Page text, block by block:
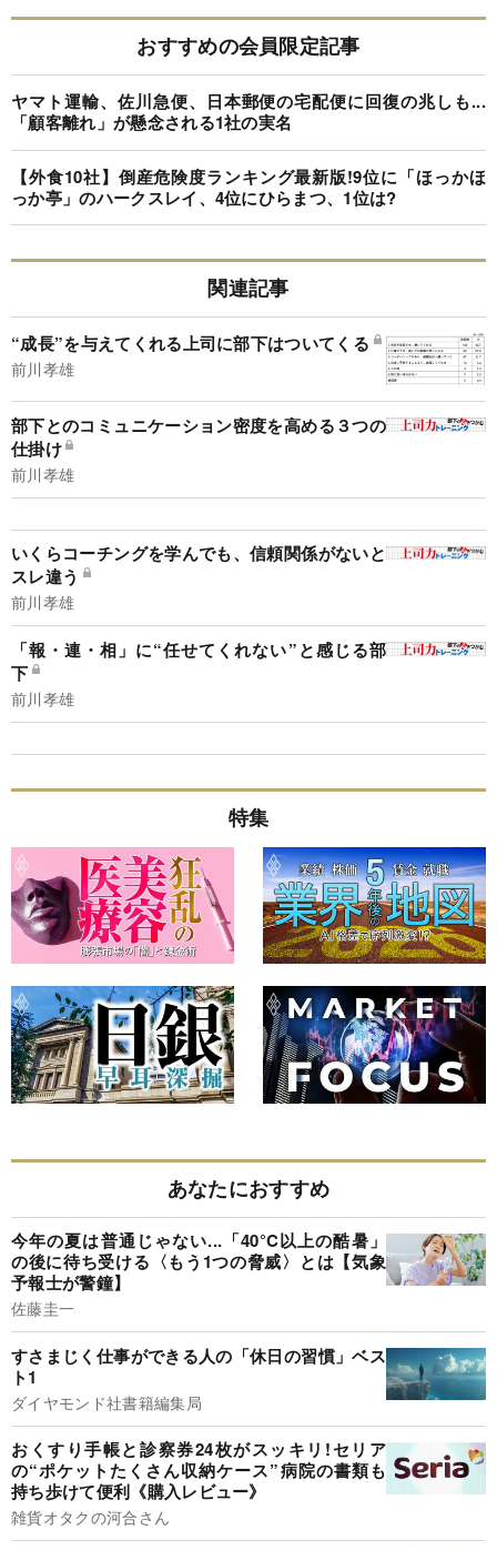
おすすめの会員限定記事
ヤマト運輸、佐川急便、日本郵便の宅配便に回復の兆しも...
「顧客離れ」が懸念される1社の実名
【外食10社】倒産危険度ランキング最新版!9位に「ほっかほ
っか亭」のハークスレイ、4位にひらまつ、1位は?
関連記事
“成長”を与えてくれる上司に部下はついてくる
前川孝雄
部下とのコミュニケーション密度を高める３つの
仕掛け
前川孝雄
いくらコーチングを学んでも、信頼関係がないと
スレ違う
前川孝雄
「報・連・相」に“任せてくれない”と感じる部
下
前川孝雄
特集
あなたにおすすめ
今年の夏は普通じゃない...「40°C以上の酷暑」
の後に待ち受ける〈もう1つの脅威〉とは【気象
予報士が警鐘】
佐藤圭一
すさまじく仕事ができる人の「休日の習慣」ベス
ト1
ダイヤモンド社書籍編集局
おくすり手帳と診察券24枚がスッキリ!セリア
の“ポケットたくさん収納ケース”病院の書類も
持ち歩けて便利《購入レビュー》
雑貨オタクの河合さん